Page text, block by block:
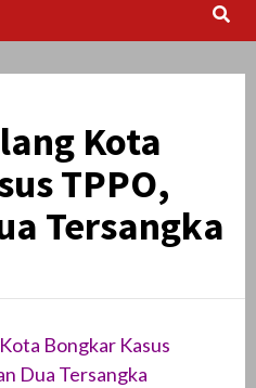
Kota
TPPO,
Tersangka
Bongkar Kasus
Dua Tersangka